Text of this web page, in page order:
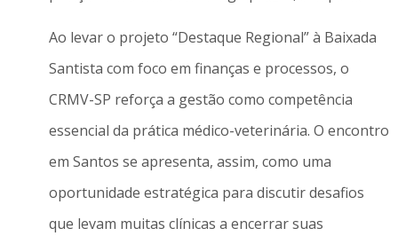
Ao levar o projeto “Destaque Regional” à Baixada
Santista com foco em finanças e processos, o
CRMV-SP reforça a gestão como competência
essencial da prática médico-veterinária. O encontro
em Santos se apresenta, assim, como uma
oportunidade estratégica para discutir desafios
que levam muitas clínicas a encerrar suas